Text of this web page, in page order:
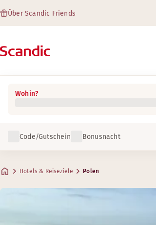
Über Scandic Friends
Wohin?
Code/Gutschein Bonusnacht
Hotels & Reiseziele Polen